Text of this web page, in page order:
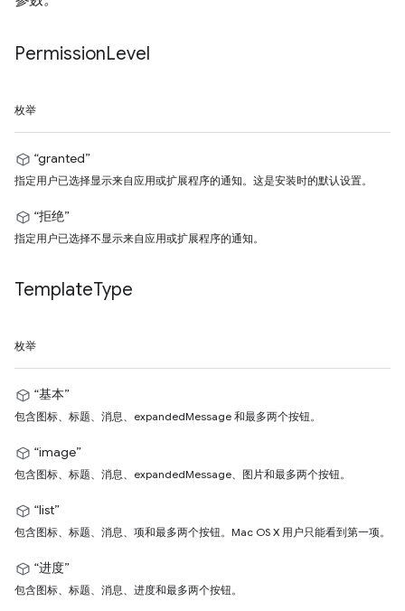
PermissionLevel
枚举
“granted”
指定用户已选择显示来自应用或扩展程序的通知。这是安装时的默认设置。
“拒绝”
指定用户已选择不显示来自应用或扩展程序的通知。
TemplateType
枚举
“基本”
包含图标、标题、消息、expandedMessage 和最多两个按钮。
“image”
包含图标、标题、消息、expandedMessage、图片和最多两个按钮。
“list”
包含图标、标题、消息、项和最多两个按钮。Mac OS X 用户只能看到第一项。
“进度”
包含图标、标题、消息、进度和最多两个按钮。